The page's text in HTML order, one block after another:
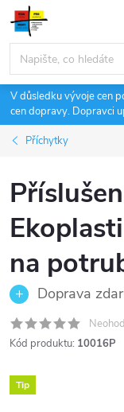
Přejít
obsah
V důsledku vývoje cen
cen dopravy. Dopravci
Příchytky
na
Doprava
Kód produktu: 10016P
Tip